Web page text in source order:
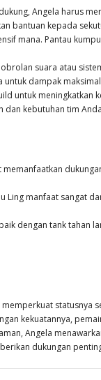
Angela harus
bantuan kepada
mana. Pantau
suara atau
untuk dampak
untuk
dan kebutuhan tim
Ling manfaat sangat
dengan tank tahan
statusnya
kekuatannya,
Angela
dukungan